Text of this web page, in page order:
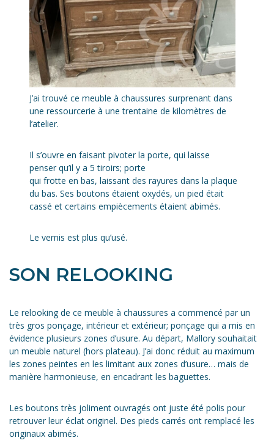
J’ai trouvé ce meuble à chaussures surprenant dans
une ressourcerie à une trentaine de kilomètres de
l’atelier.
Il s’ouvre en faisant pivoter la porte, qui laisse
penser qu’il y a 5 tiroirs; porte
qui frotte en bas, laissant des rayures dans la plaque
du bas. Ses boutons étaient oxydés, un pied était
cassé et certains empiècements étaient abimés.
Le vernis est plus qu’usé.
SON RELOOKING
Le relooking de ce meuble à chaussures a commencé par un
très gros ponçage, intérieur et extérieur; ponçage qui a mis en
évidence plusieurs zones d’usure. Au départ, Mallory souhaitait
un meuble naturel (hors plateau). J’ai donc réduit au maximum
les zones peintes en les limitant aux zones d’usure… mais de
manière harmonieuse, en encadrant les baguettes.
Les boutons très joliment ouvragés ont juste été polis pour
retrouver leur éclat originel. Des pieds carrés ont remplacé les
originaux abimés.